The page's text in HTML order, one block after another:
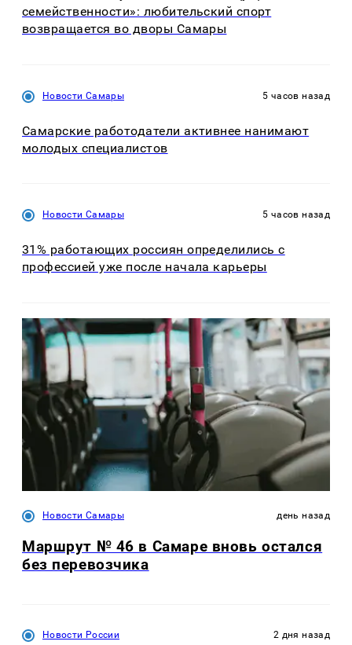
семейственности»: любительский спорт
возвращается во дворы Самары
Новости Самары 5 часов назад
Самарские работодатели активнее нанимают
молодых специалистов
Новости Самары 5 часов назад
31% работающих россиян определились с
профессией уже после начала карьеры
Новости Самары день назад
Маршрут № 46 в Самаре вновь остался
без перевозчика
Новости России 2 дня назад